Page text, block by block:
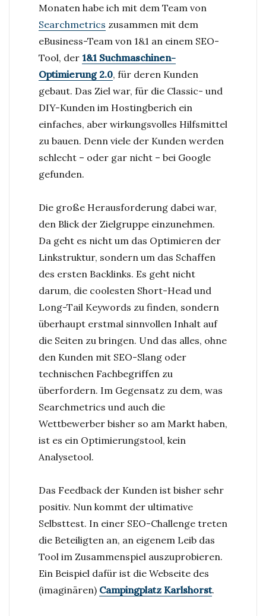
SEO-
Tool
im
Selbsttest|Hands-
on:
1&1
SEO-
Tool
Monaten habe ich mit dem Team von
Searchmetrics zusammen mit dem
eBusiness-Team von 1&1 an einem SEO-
Tool, der 1&1 Suchmaschinen-
Optimierung 2.0, für deren Kunden
gebaut. Das Ziel war, für die Classic- und
DIY-Kunden im Hostingberich ein
einfaches, aber wirkungsvolles Hilfsmittel
zu bauen. Denn viele der Kunden werden
schlecht – oder gar nicht – bei Google
gefunden.
Die große Herausforderung dabei war,
den Blick der Zielgruppe einzunehmen.
Da geht es nicht um das Optimieren der
Linkstruktur, sondern um das Schaffen
des ersten Backlinks. Es geht nicht
darum, die coolesten Short-Head und
Long-Tail Keywords zu finden, sondern
überhaupt erstmal sinnvollen Inhalt auf
die Seiten zu bringen. Und das alles, ohne
den Kunden mit SEO-Slang oder
technischen Fachbegriffen zu
überfordern. Im Gegensatz zu dem, was
Searchmetrics und auch die
Wettbewerber bisher so am Markt haben,
ist es ein Optimierungstool, kein
Analysetool.
Das Feedback der Kunden ist bisher sehr
positiv. Nun kommt der ultimative
Selbsttest. In einer SEO-Challenge treten
die Beteiligten an, an eigenem Leib das
Tool im Zusammenspiel auszuprobieren.
Ein Beispiel dafür ist die Webseite des
(imaginären) Campingplatz Karlshorst.